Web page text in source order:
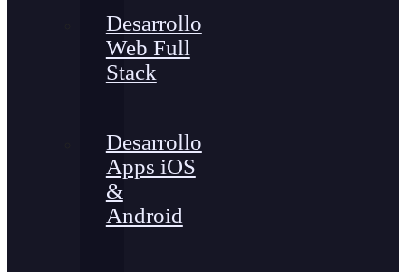
Desarrollo
Web Full
Stack
Desarrollo
Apps iOS
&
Android